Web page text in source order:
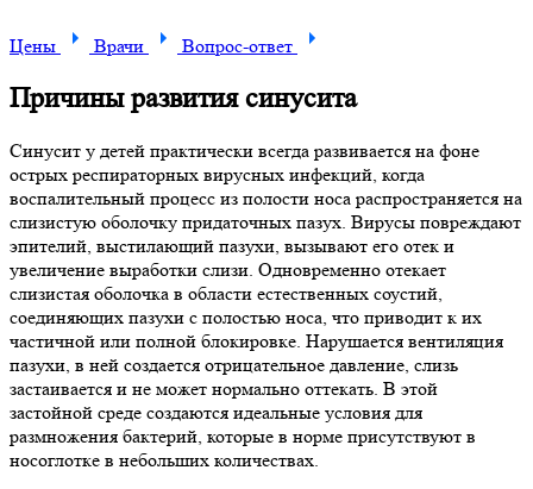
Цены Врачи Вопрос-ответ
Причины развития синусита
Синусит у детей практически всегда развивается на фоне
острых респираторных вирусных инфекций, когда
воспалительный процесс из полости носа распространяется на
слизистую оболочку придаточных пазух. Вирусы повреждают
эпителий, выстилающий пазухи, вызывают его отек и
увеличение выработки слизи. Одновременно отекает
слизистая оболочка в области естественных соустий,
соединяющих пазухи с полостью носа, что приводит к их
частичной или полной блокировке. Нарушается вентиляция
пазухи, в ней создается отрицательное давление, слизь
застаивается и не может нормально оттекать. В этой
застойной среде создаются идеальные условия для
размножения бактерий, которые в норме присутствуют в
носоглотке в небольших количествах.